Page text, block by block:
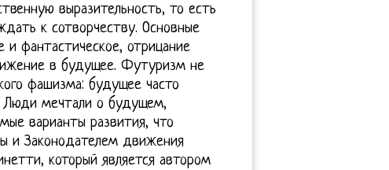
выразительность, то есть
к сотворчеству. Основные
фантастическое, отрицание
в будущее. Футуризм не
фашизма: будущее часто
Люди мечтали о будущем,
варианты развития, что
и Законодателем движения
который является автором